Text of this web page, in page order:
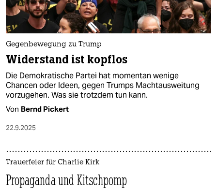
Gegenbewegung zu Trump
Widerstand ist kopflos
Die Demokratische Partei hat momentan wenige
Chancen oder Ideen, gegen Trumps Machtausweitung
vorzugehen. Was sie trotzdem tun kann.
Von Bernd Pickert
22.9.2025
Trauerfeier für Charlie Kirk
Propaganda und Kitschpomp